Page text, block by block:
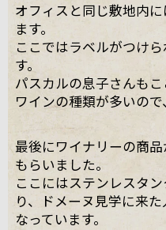
オフィスと同じ敷地内
ます。
ここではラベルがつけ
す。
パスカルの息子さんもこ
ワインの種類が多いので
最後にワイナリーの商
もらいました。
ここにはステンレスタ
り、ドメーヌ見学に来
なっています。